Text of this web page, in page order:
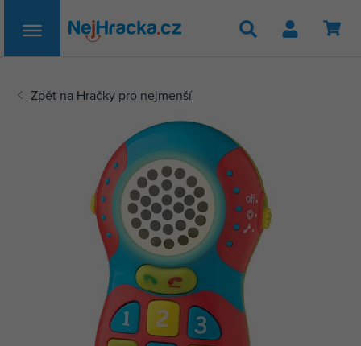
Hledat